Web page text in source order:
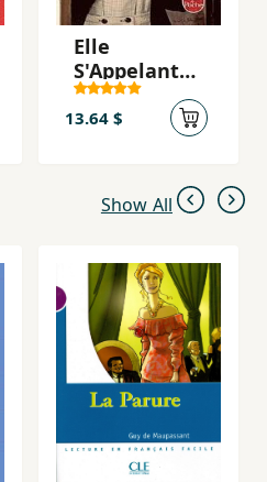
Elle
S'Appelant
Sarah
13.64 $
Show All